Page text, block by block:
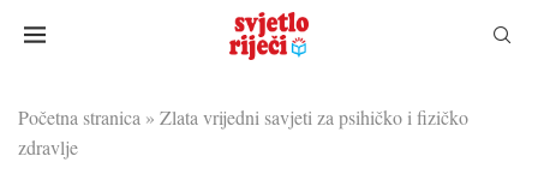
Početna stranica » Zlata vrijedni savjeti za psihičko i fizičko
zdravlje